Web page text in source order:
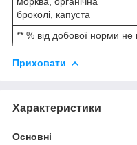
броколі, капуста
** % від добової норми не
Приховати
Характеристики
Основні